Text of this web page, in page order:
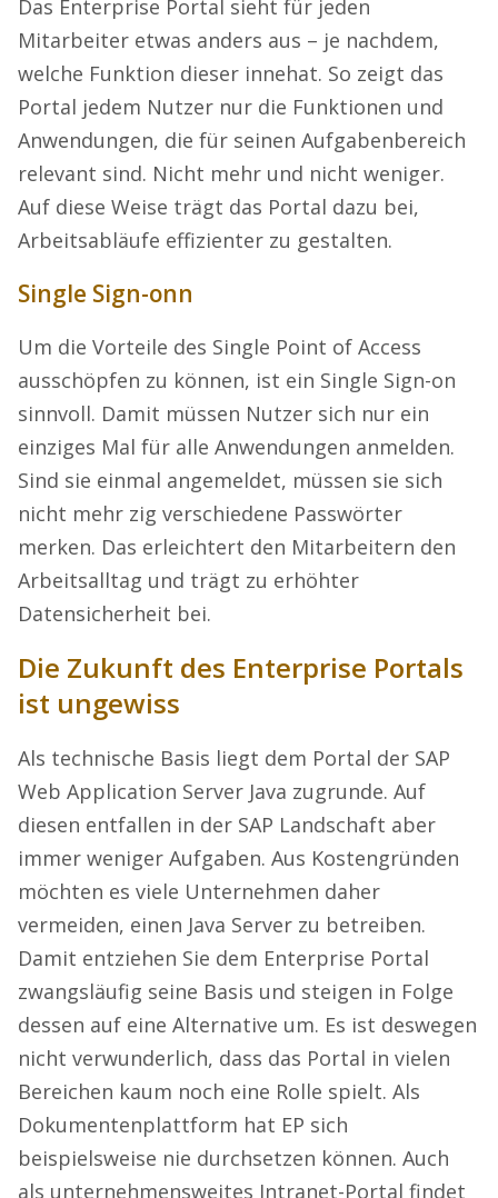
Das Enterprise Portal sieht für jeden
Mitarbeiter etwas anders aus – je nachdem,
welche Funktion dieser innehat. So zeigt das
Portal jedem Nutzer nur die Funktionen und
Anwendungen, die für seinen Aufgabenbereich
relevant sind. Nicht mehr und nicht weniger.
Auf diese Weise trägt das Portal dazu bei,
Arbeitsabläufe effizienter zu gestalten.
Single Sign-onn
Um die Vorteile des Single Point of Access
ausschöpfen zu können, ist ein Single Sign-on
sinnvoll. Damit müssen Nutzer sich nur ein
einziges Mal für alle Anwendungen anmelden.
Sind sie einmal angemeldet, müssen sie sich
nicht mehr zig verschiedene Passwörter
merken. Das erleichtert den Mitarbeitern den
Arbeitsalltag und trägt zu erhöhter
Datensicherheit bei.
Die Zukunft des Enterprise Portals
ist ungewiss
Als technische Basis liegt dem Portal der SAP
Web Application Server Java zugrunde. Auf
diesen entfallen in der SAP Landschaft aber
immer weniger Aufgaben. Aus Kostengründen
möchten es viele Unternehmen daher
vermeiden, einen Java Server zu betreiben.
Damit entziehen Sie dem Enterprise Portal
zwangsläufig seine Basis und steigen in Folge
dessen auf eine Alternative um. Es ist deswegen
nicht verwunderlich, dass das Portal in vielen
Bereichen kaum noch eine Rolle spielt. Als
Dokumentenplattform hat EP sich
beispielsweise nie durchsetzen können. Auch
als unternehmensweites Intranet-Portal findet